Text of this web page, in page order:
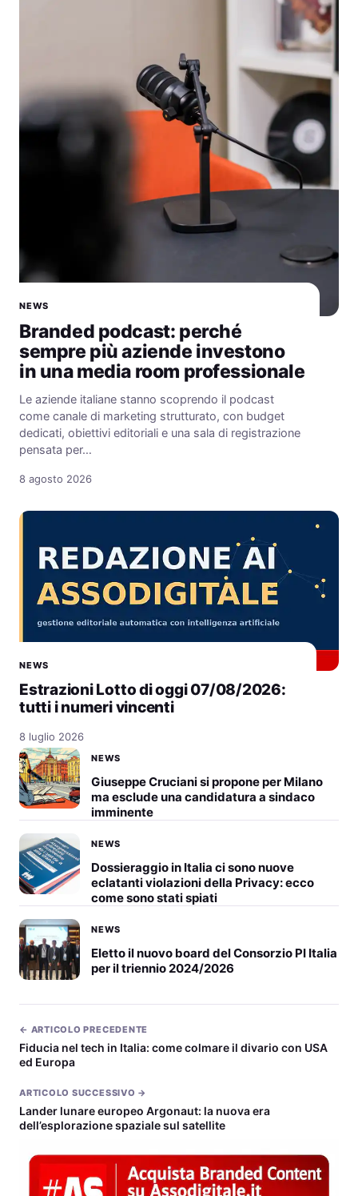
NEWS
Branded podcast: perché
sempre più aziende investono
in una media room professionale
Le aziende italiane stanno scoprendo il podcast
come canale di marketing strutturato, con budget
dedicati, obiettivi editoriali e una sala di registrazione
pensata per…
8 agosto 2026
NEWS
Estrazioni Lotto di oggi 07/08/2026:
tutti i numeri vincenti
8 luglio 2026
NEWS
Giuseppe Cruciani si propone per Milano
ma esclude una candidatura a sindaco
imminente
NEWS
Dossieraggio in Italia ci sono nuove
eclatanti violazioni della Privacy: ecco
come sono stati spiati
NEWS
Eletto il nuovo board del Consorzio PI Italia
per il triennio 2024/2026
← ARTICOLO PRECEDENTE
Fiducia nel tech in Italia: come colmare il divario con USA
ed Europa
ARTICOLO SUCCESSIVO →
Lander lunare europeo Argonaut: la nuova era
dell’esplorazione spaziale sul satellite